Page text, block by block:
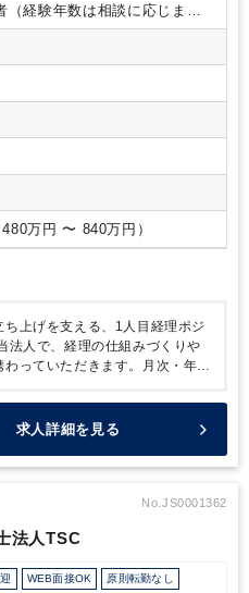
務に加え業務改善にも関われ
軟な働き方が叶うポジショ
法人再健会は、東京都・神奈
・小児科等のクリニックを継
療科クリニックを展開するク
、全国で増加するクリニック
を再構築することを使命とし
（経験年数は相談に応じま
（プロセス改善、マニュアル
月給 40万円 〜 70万円 （年収 480万円 〜 840万円）
ち上げを支える、1人目経理ポジ
法人で、経理の仕組みづくりや
っていただきます。月次・年次
ついても柔軟性が高く、半日在
の両立も実現できます。
・複
務に加え業務改善にも関われる
求人詳細を見る
No.JS0001362
法人TSC
WEB面接OK 原則転勤なし